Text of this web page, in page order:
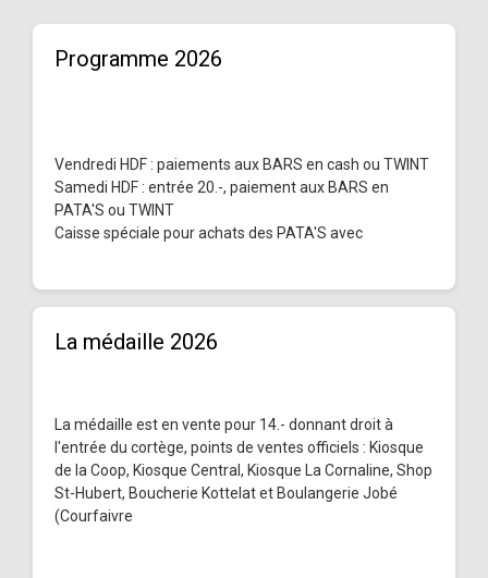
Programme 2026
Vendredi HDF : paiements aux BARS en cash ou TWINT
Samedi HDF : entrée 20.-, paiement aux BARS en
PATA'S ou TWINT
Caisse spéciale pour achats des PATA'S avec
La médaille 2026
La médaille est en vente pour 14.- donnant droit à
l'entrée du cortège, points de ventes officiels : Kiosque
de la Coop, Kiosque Central, Kiosque La Cornaline, Shop
St-Hubert, Boucherie Kottelat et Boulangerie Jobé
(Courfaivre